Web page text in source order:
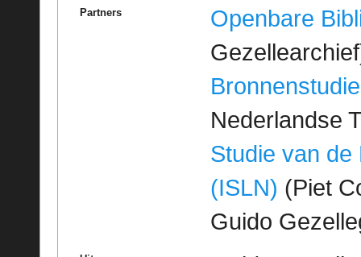
Partners
Openbare
Bronnenstudie
Nederlandse
Studie van de
(ISLN) (Piet
Guido